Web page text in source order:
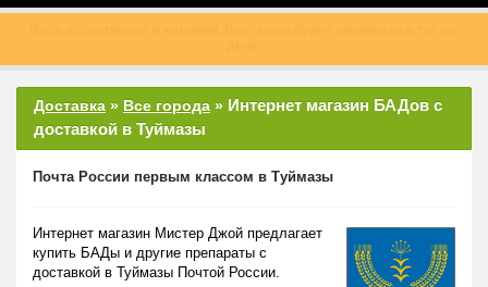
Доставка » Все города » Интернет магазин БАДов с
доставкой в Туймазы
Почта России первым классом в Туймазы
Интернет магазин Мистер Джой предлагает
купить БАДы и другие препараты с
доставкой в Туймазы Почтой России.